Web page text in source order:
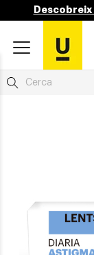
Descobreix